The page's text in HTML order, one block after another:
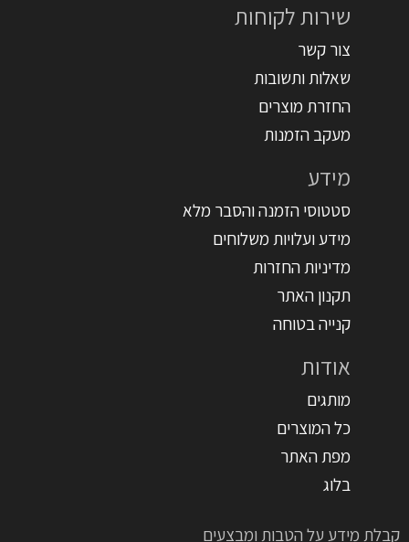
שירות לקוחות
צור קשר
שאלות ותשובות
החזרת מוצרים
מעקב הזמנות
מידע
סטטוסי הזמנה והסבר מלא
מידע ועלויות משלוחים
מדיניות החזרות
תקנון האתר
קנייה בטוחה
אודות
מותגים
כל המוצרים
מפת האתר
בלוג
קבלת מידע על הטבות ומבצעים